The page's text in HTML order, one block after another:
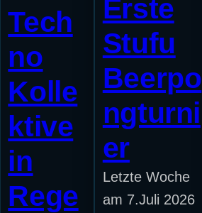
Tech
no
Kolle
ktive
in
Rege
Erste
Stufu
Beerpo
ngturni
er
Letzte Woche
am 7.Juli 2026